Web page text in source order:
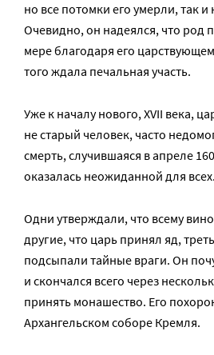
но все потомки его умерли, так и
Очевидно, он надеялся, что род
мере благодаря его
того ждала печальная участь.
Уже к началу нового, XVII века,
не старый человек, часто
смерть, случившаяся в апреле
оказалась неожиданной для всех.
Одни утверждали, что всему
другие, что царь принял яд,
подсыпали тайные враги. Он
и скончался всего через
принять монашество. Его
Архангельском соборе Кремля.